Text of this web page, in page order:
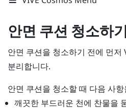
안면 쿠션 청소하기
안면 쿠션을 청소하기 전에 먼저
분리합니다.
안면 쿠션을 청소할 때 다음 사
깨끗한 부드러운 천에 찬물을